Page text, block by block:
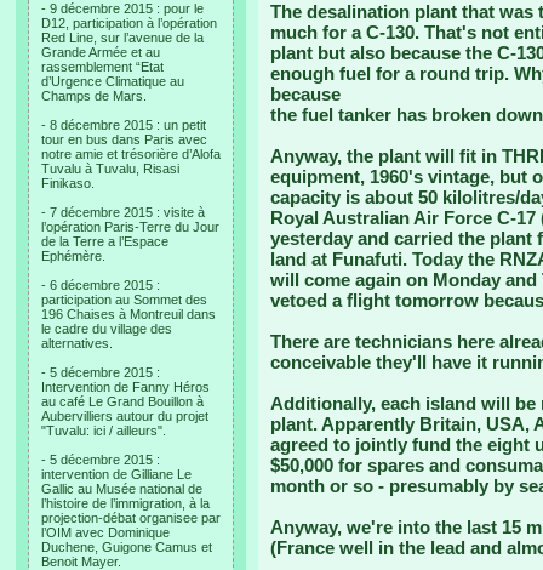
- 9 décembre 2015 : pour le
D12, participation à l’opération
Red Line, sur l’avenue de la
Grande Armée et au
rassemblement “Etat
d’Urgence Climatique au
Champs de Mars.
- 8 décembre 2015 : un petit
tour en bus dans Paris avec
notre amie et trésorière d’Alofa
Tuvalu à Tuvalu, Risasi
Finikaso.
- 7 décembre 2015 : visite à
l’opération Paris-Terre du Jour
de la Terre a l’Espace
Ephémère.
- 6 décembre 2015 :
participation au Sommet des
196 Chaises à Montreuil dans
le cadre du village des
alternatives.
- 5 décembre 2015 :
Intervention de Fanny Héros
au café Le Grand Bouillon à
Aubervilliers autour du projet
"Tuvalu: ici / ailleurs".
- 5 décembre 2015 :
intervention de Gilliane Le
Gallic au Musée national de
l’histoire de l’immigration, à la
projection-débat organisee par
l’OIM avec Dominique
Duchene, Guigone Camus et
Benoit Mayer.
The desalination plant that was
much for a C-130. That's not
plant but also because the C-
enough fuel for a round trip.
because
the fuel tanker has broken
Anyway, the plant will fit in
equipment, 1960's vintage, but
capacity is about 50 kilolitres/
Royal Australian Air Force C-
yesterday and carried the plant
land at Funafuti. Today the
will come again on Monday
vetoed a flight tomorrow
There are technicians here
conceivable they'll have it
Additionally, each island will
plant. Apparently Britain, USA,
agreed to jointly fund the eight
$50,000 for spares and
month or so - presumably by
Anyway, we're into the last 15
(France well in the lead and